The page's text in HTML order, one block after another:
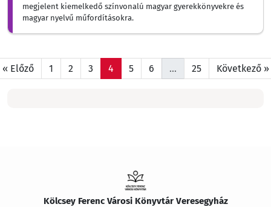
megjelent kiemelkedő színvonalú magyar gyerekkönyvekre és
magyar nyelvű műfordításokra.
« Előző 1 2 3 4 5 6 … 25 Következő »
Kölcsey Ferenc Városi Könyvtár Veresegyház